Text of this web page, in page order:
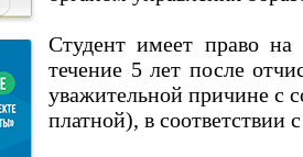
Студент имеет право на
течение 5 лет после
уважительной причине с
платной), в соответствии